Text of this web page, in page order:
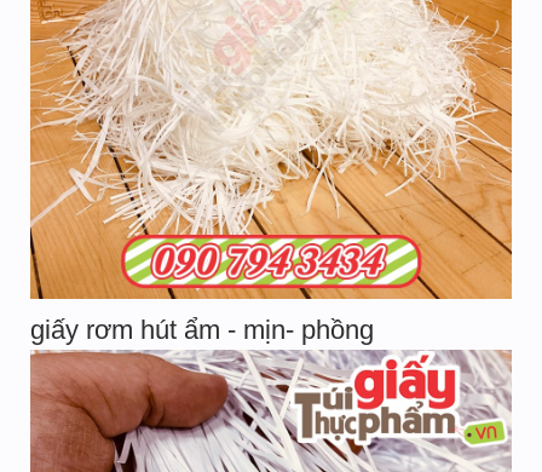
giấy rơm hút ẩm - mịn- phồng